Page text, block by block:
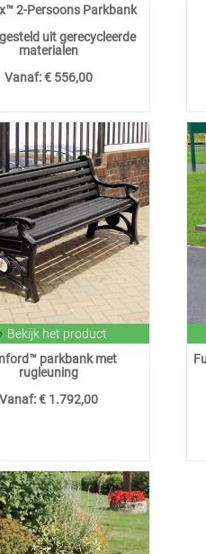
2-Persoons Parkbank
uit gerecycleerde
materialen
Vanaf:€ 556,00
Bekijk het product
parkbank met
rugleuning
Vanaf:€ 1.792,00